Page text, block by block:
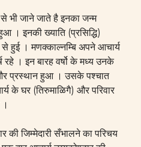
से भी जाने जाते है इनका जन्म
। इनकी ख्याति (प्रसिद्धि)
हुई । मणक्काल्नम्बि अपने आचार्य
रहे । इन बारह वर्षो के मध्य उनके
प्रस्थान हुआ । उसके पश्चात
के घर (तिरुमाळिगै) और परिवार
की जिम्मेदारी सँभालने का परिचय